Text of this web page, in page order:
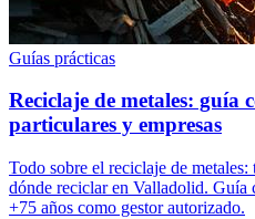
Guías prácticas
Reciclaje de metales: guía
particulares y empresas
Todo sobre el reciclaje de
dónde reciclar en Valladolid. Guía
+75 años como gestor autorizado.